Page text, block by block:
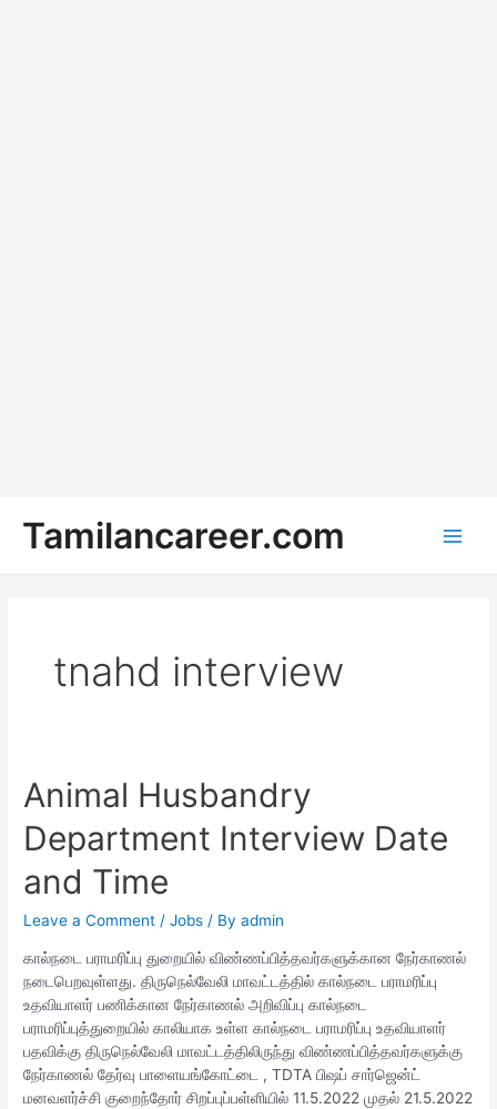
content
Tamilancareer.com
tnahd interview
Animal Husbandry
Department Interview Date
and Time
Leave a Comment /Jobs / Byadmin
கால்நடை பராமரிப்பு துறையில் விண்ணப்பித்தவர்களுக்கான நேர்காணல்
நடைபெறவுள்ளது. திருநெல்வேலி மாவட்டத்தில் கால்நடை பராமரிப்பு
உதவியாளர் பணிக்கான நேர்காணல் அறிவிப்பு கால்நடை
பராமரிப்புத்துறையில் காலியாக உள்ள கால்நடை பராமரிப்பு உதவியாளர்
பதவிக்கு திருநெல்வேலி மாவட்டத்திலிருந்து விண்ணப்பித்தவர்களுக்கு
நேர்காணல் தேர்வு பாளையங்கோட்டை , TDTA பிஷப் சார்ஜென்ட்
மனவளர்ச்சி குறைந்தோர் சிறப்புப்பள்ளியில் 11.5.2022 முதல் 21.5.2022